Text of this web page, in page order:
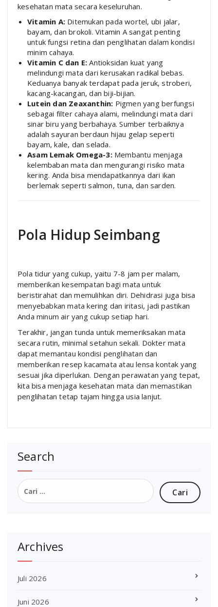
kesehatan mata secara keseluruhan.
Vitamin A: Ditemukan pada wortel, ubi jalar,
bayam, dan brokoli. Vitamin A sangat penting
untuk fungsi retina dan penglihatan dalam kondisi
minim cahaya.
Vitamin C dan E: Antioksidan kuat yang
melindungi mata dari kerusakan radikal bebas.
Keduanya banyak terdapat pada jeruk, stroberi,
kacang-kacangan, dan biji-bijian.
Lutein dan Zeaxanthin: Pigmen yang berfungsi
sebagai filter cahaya alami, melindungi mata dari
sinar biru yang berbahaya. Sumber terbaiknya
adalah sayuran berdaun hijau gelap seperti
bayam, kale, dan selada.
Asam Lemak Omega-3:Membantu menjaga
kelembaban mata dan mengurangi risiko mata
kering. Anda bisa mendapatkannya dari ikan
berlemak seperti salmon, tuna, dan sarden.
Pola Hidup Seimbang
Pola tidur yang cukup, yaitu 7-8 jam per malam,
memberikan kesempatan bagi mata untuk
beristirahat dan memulihkan diri. Dehidrasi juga bisa
menyebabkan mata kering dan iritasi, jadi pastikan
Anda minum air yang cukup setiap hari.
Terakhir, jangan tunda untuk memeriksakan mata
secara rutin, minimal setahun sekali. Dokter mata
dapat memantau kondisi penglihatan dan
memberikan resep kacamata atau lensa kontak yang
sesuai jika diperlukan. Dengan perawatan yang tepat,
kita bisa menjaga kesehatan mata dan memastikan
penglihatan tetap tajam hingga usia lanjut.
Search
Cari
untuk:
Archives
Juli 2026
Juni 2026